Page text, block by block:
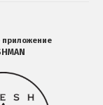
Мобильное
приложение
FRESHMAN